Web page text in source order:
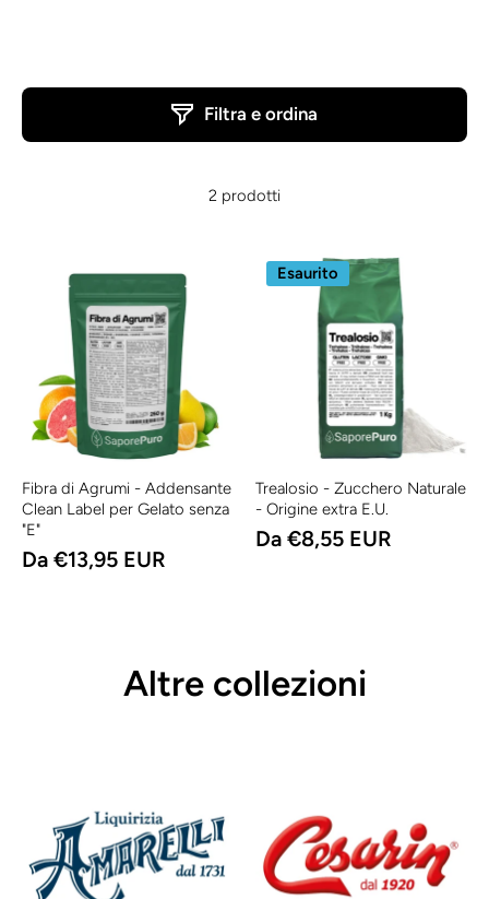
Filtra e ordina
2 prodotti
Fibra di Agrumi - Addensante
Clean Label per Gelato senza
"E"
Da €13,95 EUR
Esaurito
Trealosio - Zucchero Naturale
- Origine extra E.U.
Da €8,55 EUR
Altre collezioni